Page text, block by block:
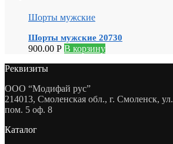
Шорты мужские
Шорты мужские 20730
900.00 Р В корзину
Реквизиты
ООО “Модифай рус”
214013, Смоленская обл., г. Смоленск,
пом. 5 оф. 8
Каталог